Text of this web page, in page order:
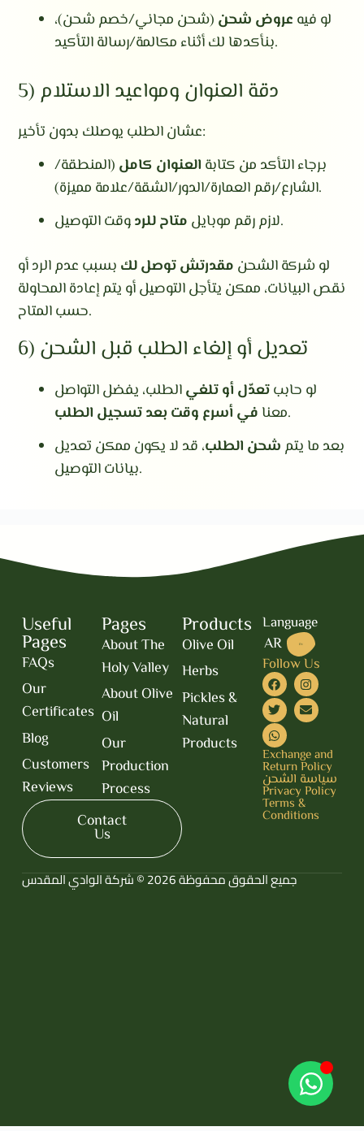
لو فيه عروض شحن (شحن مجاني/خصم شحن)،
بنأكدها لك أثناء مكالمة/رسالة التأكيد.
5) دقة العنوان ومواعيد الاستلام
عشان الطلب يوصلك بدون تأخير:
برجاء التأكد من كتابة العنوان كامل (المنطقة/
الشارع/رقم العمارة/الدور/الشقة/علامة مميزة).
لازم رقم موبايل متاح للرد
وقت التوصيل.
لو شركة الشحن مقدرتش توصل لك بسبب عدم الرد أو
نقص البيانات، ممكن يتأجل التوصيل أو يتم إعادة المحاولة
حسب المتاح.
6) تعديل أو إلغاء الطلب قبل الشحن
لو حاببتعدّل أو تلغيالطلب، يفضل التواصل
معنا في أسرع وقت بعد تسجيل الطلب
.
بعد ما يتم شحن الطلب، قد لا يكون ممكن تعديل
بيانات التوصيل.
Useful
Pages
FAQs
Our
Certificates
Blog
Customers
Reviews
Contact
Us
Pages
About The
Holy Valley
About Olive
Oil
Our
Production
Process
Products
Olive Oil
Herbs
Pickles &
Natural
Products
Language
AR EN
Follow Us
Exchange and
Return Policy
سياسة الشحن
Privacy Policy
Terms &
Conditions
جميع الحقوق محفوظة 2026 © شركة الوادي المقدس